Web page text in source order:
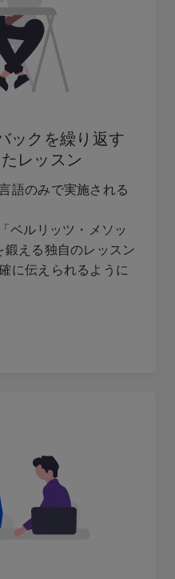
ックを繰り返す
レッスン
語のみで実施される
ベルリッツ・メソッ
鍛える独自のレッスン
に伝えられるように